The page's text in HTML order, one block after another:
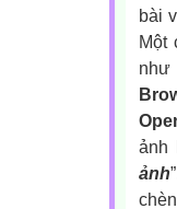
bài
Một
như
ảnh
ảnh